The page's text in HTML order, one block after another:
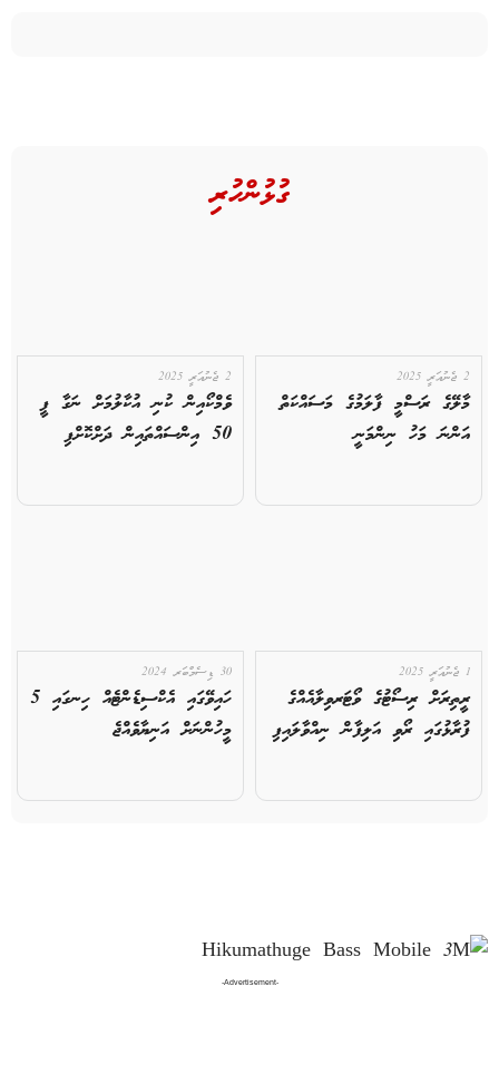
ގުޅުންހުރި
2 ޖެނުއަރީ 2025
މާލޭގެ ރަސްމީ ފާލަމުގެ މަސައްކަތް
އަންނަ މަހު ނިންމަނީ
2 ޖެނުއަރީ 2025
ވެމްކޯއިން ކުނި އުކާލުމަށް ނަގާ ފީ
50 އިންސައްތައިން ދަށްކޮށްފި
1 ޖެނުއަރީ 2025
ރީތިރަށް ރިސޯޓުގެ ވޯޓަރވިލާއެއްގެ
ފުރާޅުގައި ރޯވި އަލިފާން ނިއްވާލައިފި
30 ޑިސެމްބަރ 2024
ހައިވޭގައި އެކްސިޑެންޓެއް ހިނގައި 5
މީހުންނަށް އަނިޔާވެއްޖެ
-Advertisement-